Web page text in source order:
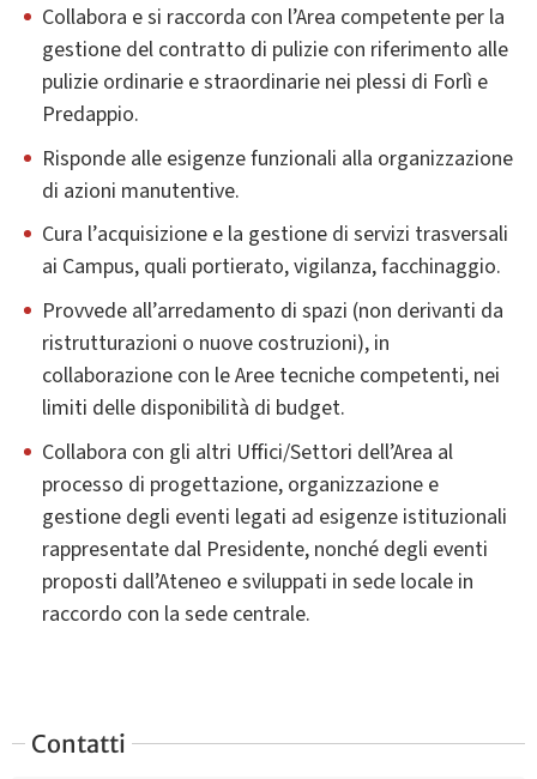
Collabora e si raccorda con l’Area competente per la
gestione del contratto di pulizie con riferimento alle
pulizie ordinarie e straordinarie nei plessi di Forlì e
Predappio.
Risponde alle esigenze funzionali alla organizzazione
di azioni manutentive.
Cura l’acquisizione e la gestione di servizi trasversali
ai Campus, quali portierato, vigilanza, facchinaggio.
Provvede all’arredamento di spazi (non derivanti da
ristrutturazioni o nuove costruzioni), in
collaborazione con le Aree tecniche competenti, nei
limiti delle disponibilità di budget.
Collabora con gli altri Uffici/Settori dell’Area al
processo di progettazione, organizzazione e
gestione degli eventi legati ad esigenze istituzionali
rappresentate dal Presidente, nonché degli eventi
proposti dall’Ateneo e sviluppati in sede locale in
raccordo con la sede centrale.
Contatti